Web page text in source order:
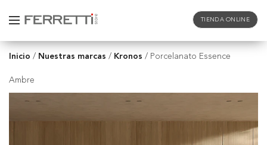
TIENDA ONLINE
Inicio / Nuestras marcas / Kronos / Porcelanato Essence
Ambre